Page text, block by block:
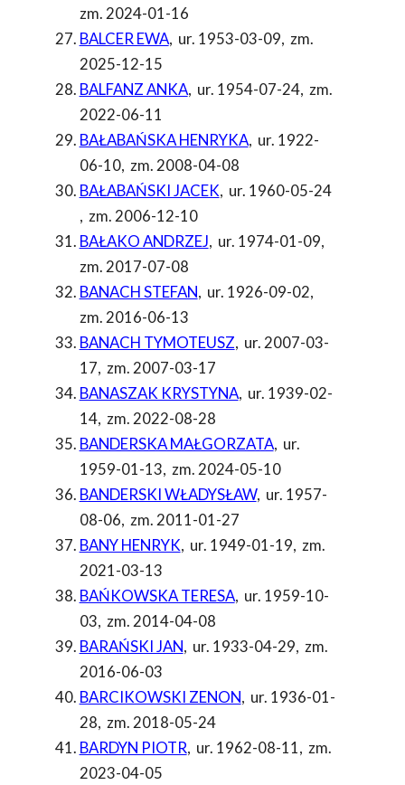
zm. 2024-01-16
BALCER EWA, ur. 1953-03-09, zm.
2025-12-15
BALFANZ ANKA, ur. 1954-07-24, zm.
2022-06-11
BAŁABAŃSKA HENRYKA, ur. 1922-
06-10, zm. 2008-04-08
BAŁABAŃSKI JACEK, ur. 1960-05-24
, zm. 2006-12-10
BAŁAKO ANDRZEJ, ur. 1974-01-09,
zm. 2017-07-08
BANACH STEFAN, ur. 1926-09-02,
zm. 2016-06-13
BANACH TYMOTEUSZ, ur. 2007-03-
17, zm. 2007-03-17
BANASZAK KRYSTYNA, ur. 1939-02-
14, zm. 2022-08-28
BANDERSKA MAŁGORZATA, ur.
1959-01-13, zm. 2024-05-10
BANDERSKI WŁADYSŁAW, ur. 1957-
08-06, zm. 2011-01-27
BANY HENRYK, ur. 1949-01-19, zm.
2021-03-13
BAŃKOWSKA TERESA, ur. 1959-10-
03, zm. 2014-04-08
BARAŃSKI JAN, ur. 1933-04-29, zm.
2016-06-03
BARCIKOWSKI ZENON, ur. 1936-01-
28, zm. 2018-05-24
BARDYN PIOTR, ur. 1962-08-11, zm.
2023-04-05